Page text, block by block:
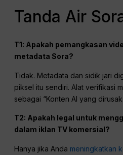
Tanda Air
T1: Apakah pemangkasan
metadata Sora?
Tidak. Metadata dan sidik jari
piksel itu sendiri. Alat verifikasi
sebagai “Konten AI yang
T2: Apakah legal untuk
dalam iklan TV komersial?
Hanya jika Anda meningkatkan